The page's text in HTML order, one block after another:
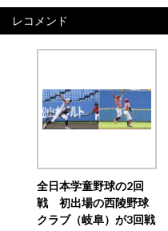
レコメンド
全日本学童野球の2回
戦 初出場の西陵野球
クラブ（岐阜）が3回戦